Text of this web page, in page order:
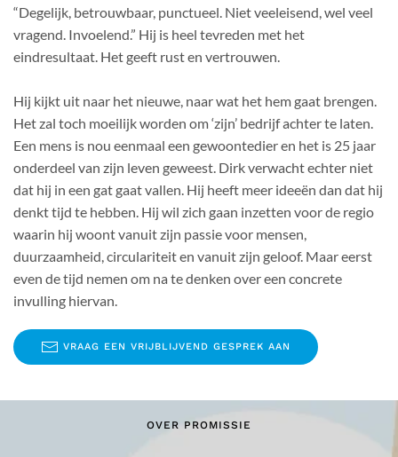
“Degelijk, betrouwbaar, punctueel. Niet veeleisend, wel veel
vragend. Invoelend.” Hij is heel tevreden met het
eindresultaat. Het geeft rust en vertrouwen.
Hij kijkt uit naar het nieuwe, naar wat het hem gaat brengen.
Het zal toch moeilijk worden om ‘zijn’ bedrijf achter te laten.
Een mens is nou eenmaal een gewoontedier en het is 25 jaar
onderdeel van zijn leven geweest. Dirk verwacht echter niet
dat hij in een gat gaat vallen. Hij heeft meer ideeën dan dat hij
denkt tijd te hebben. Hij wil zich gaan inzetten voor de regio
waarin hij woont vanuit zijn passie voor mensen,
duurzaamheid, circulariteit en vanuit zijn geloof. Maar eerst
even de tijd nemen om na te denken over een concrete
invulling hiervan.
VRAAG EEN VRIJBLIJVEND GESPREK AAN
OVER PROMISSIE